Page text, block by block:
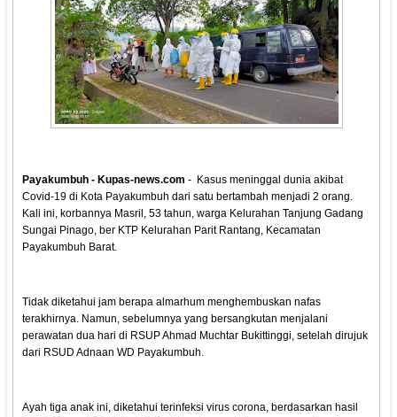
Payakumbuh - Kupas-news.com - Kasus meninggal dunia akibat
Covid-19 di Kota Payakumbuh dari satu bertambah menjadi 2 orang.
Kali ini, korbannya Masril, 53 tahun, warga Kelurahan Tanjung Gadang
Sungai Pinago, ber KTP Kelurahan Parit Rantang, Kecamatan
Payakumbuh Barat.
Tidak diketahui jam berapa almarhum menghembuskan nafas
terakhirnya. Namun, sebelumnya yang bersangkutan menjalani
perawatan dua hari di RSUP Ahmad Muchtar Bukittinggi, setelah dirujuk
dari RSUD Adnaan WD Payakumbuh.
Ayah tiga anak ini, diketahui terinfeksi virus corona, berdasarkan hasil